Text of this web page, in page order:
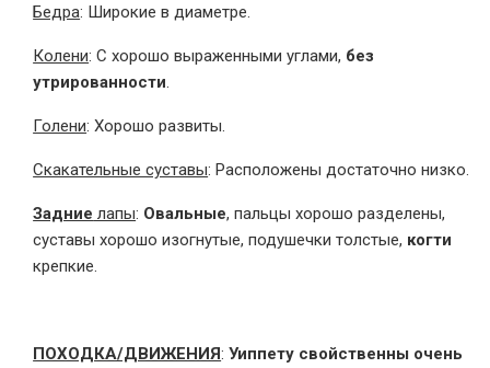
Бедра: Широкие в диаметре.
Колени: С хорошо выраженными углами, без
утрированности.
Голени: Хорошо развиты.
Скакательные суставы: Расположены достаточно низко.
Задние лапы: Овальные, пальцы хорошо разделены,
суставы хорошо изогнутые, подушечки толстые, когти
крепкие.
ПОХОДКА/ДВИЖЕНИЯ:Уиппету свойственны очень